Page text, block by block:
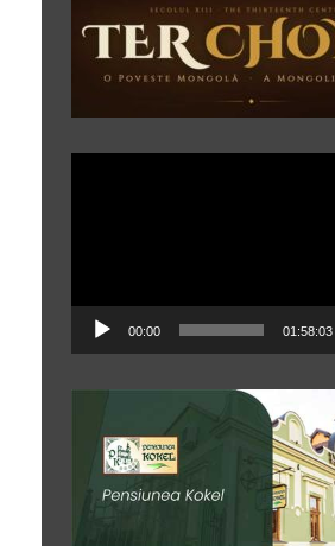
00:00 01:58:03